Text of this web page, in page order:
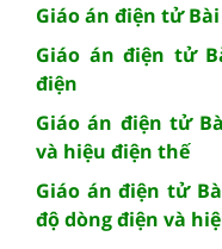
Giáo án điện tử
Giáo án điện tử
điện
Giáo án điện tử
và hiệu điện thế
Giáo án điện tử
độ dòng điện và